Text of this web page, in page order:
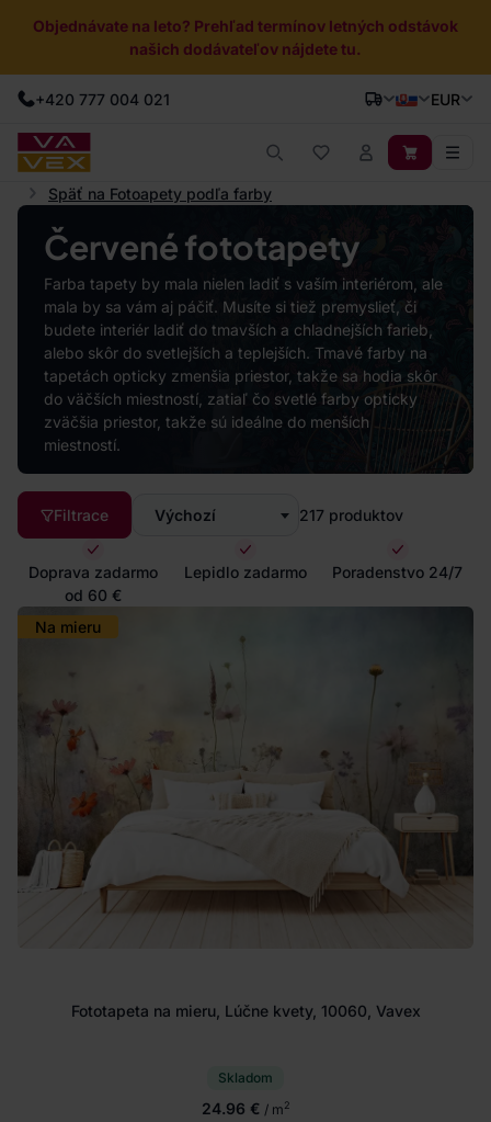
Objednávate na leto? Prehľad termínov letných odstávok
našich dodávateľov nájdete tu.
+420 777 004 021 EUR
Späť na Fotoapety podľa farby
Červené fototapety
Farba tapety by mala nielen ladiť s vaším interiérom, ale
mala by sa vám aj páčiť. Musíte si tiež premyslieť, či
budete interiér ladiť do tmavších a chladnejších farieb,
alebo skôr do svetlejších a teplejších. Tmavé farby na
tapetách opticky zmenšia priestor, takže sa hodia skôr
do väčších miestností, zatiaľ čo svetlé farby opticky
zväčšia priestor, takže sú ideálne do menších
miestností.
Filtrace Výchozí 217 produktov
Doprava zadarmo
od 60 €
Lepidlo zadarmo Poradenstvo 24/7
Na mieru
Fototapeta na mieru, Lúčne kvety, 10060, Vavex
Skladom
24.96 € / m2